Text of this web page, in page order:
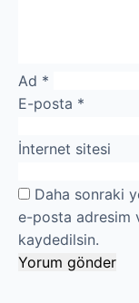
Ad *
E-posta *
İnternet sitesi
Daha sonraki
e-posta adresim
kaydedilsin.